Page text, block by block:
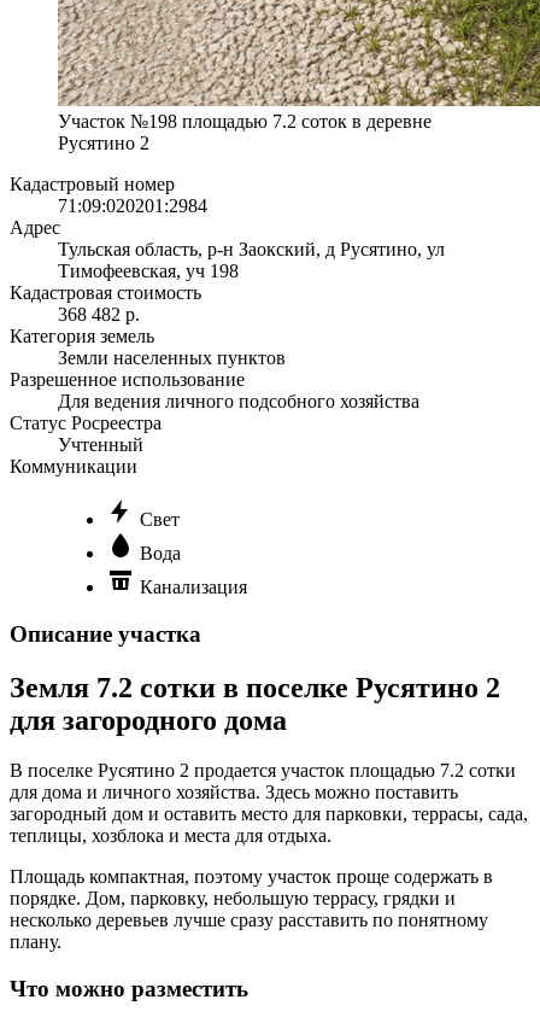
Участок №198 площадью 7.2 соток в деревне
Русятино 2
Кадастровый номер
71:09:020201:2984
Адрес
Тульская область, р-н Заокский, д Русятино, ул
Тимофеевская, уч 198
Кадастровая стоимость
368 482 р.
Категория земель
Земли населенных пунктов
Разрешенное использование
Для ведения личного подсобного хозяйства
Статус Росреестра
Учтенный
Коммуникации
Свет
Вода
Канализация
Описание участка
Земля 7.2 сотки в поселке Русятино 2
для загородного дома
В поселке Русятино 2 продается участок площадью 7.2 сотки
для дома и личного хозяйства. Здесь можно поставить
загородный дом и оставить место для парковки, террасы, сада,
теплицы, хозблока и места для отдыха.
Площадь компактная, поэтому участок проще содержать в
порядке. Дом, парковку, небольшую террасу, грядки и
несколько деревьев лучше сразу расставить по понятному
плану.
Что можно разместить